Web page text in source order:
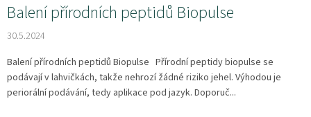
Balení přírodních peptidů Biopulse
30.5.2024
Balení přírodních peptidů Biopulse Přírodní peptidy biopulse se
podávají v lahvičkách, takže nehrozí žádné riziko jehel. Výhodou je
periorální podávání, tedy aplikace pod jazyk. Doporuč...